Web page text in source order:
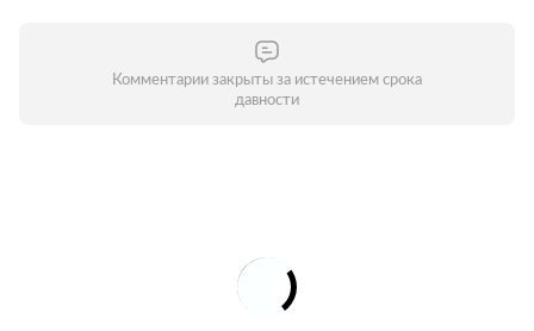
Комментарии закрыты за истечением срока
давности